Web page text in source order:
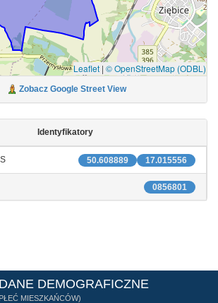
Leaflet | © OpenStreetMap (ODBL)
Zobacz Google Street View
Identyfikatory
17.015556
50.608889
0856801
DEMOGRAFICZNE
MIESZKAŃCÓW)